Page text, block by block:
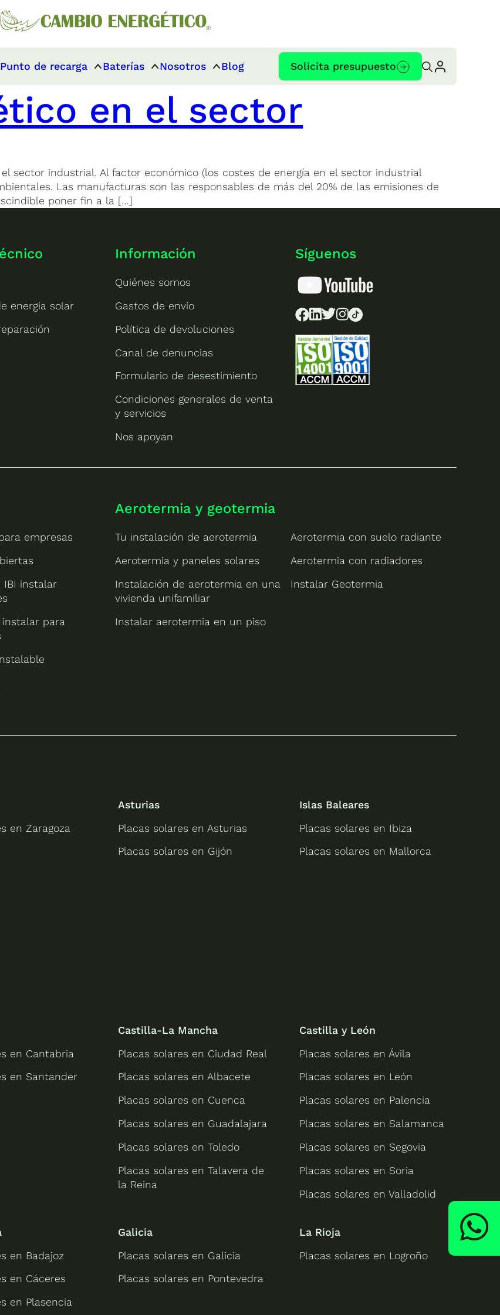
Punto de recarga Baterías Nosotros Blog Solicita presupuesto
en el sector
sector industrial. Al factor económico (los costes de energía en el sector industrial
Las manufacturas son las responsables de más del 20% de las emisiones de
poner fin a la […]
energía solar
Información
Quiénes somos
Gastos de envío
Política de devoluciones
Canal de denuncias
Formulario de desestimiento
Condiciones generales de venta
y servicios
Nos apoyan
Síguenos
empresas
IBI instalar
para
Aerotermia y geotermia
Tu instalación de aerotermia
Aerotermia y paneles solares
Instalación de aerotermia en una
vivienda unifamiliar
Instalar aerotermia en un piso
Aerotermia con suelo radiante
Aerotermia con radiadores
Instalar Geotermia
en Zaragoza
Asturias
Placas solares en Asturias
Placas solares en Gijón
Islas Baleares
Placas solares en Ibiza
Placas solares en Mallorca
en Cantabria
en Santander
Castilla-La Mancha
Placas solares en Ciudad Real
Placas solares en Albacete
Placas solares en Cuenca
Placas solares en Guadalajara
Placas solares en Toledo
Placas solares en Talavera de
la Reina
Castilla y León
Placas solares en Ávila
Placas solares en León
Placas solares en Palencia
Placas solares en Salamanca
Placas solares en Segovia
Placas solares en Soria
Placas solares en Valladolid
en Badajoz
en Cáceres
en Plasencia
Galicia
Placas solares en Galicia
Placas solares en Pontevedra
La Rioja
Placas solares en Logroño